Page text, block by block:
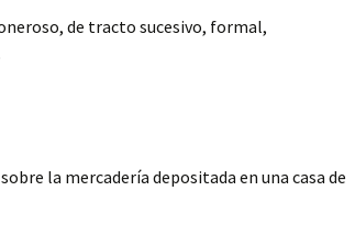
de tracto sucesivo, formal,
la mercadería depositada en una casa de